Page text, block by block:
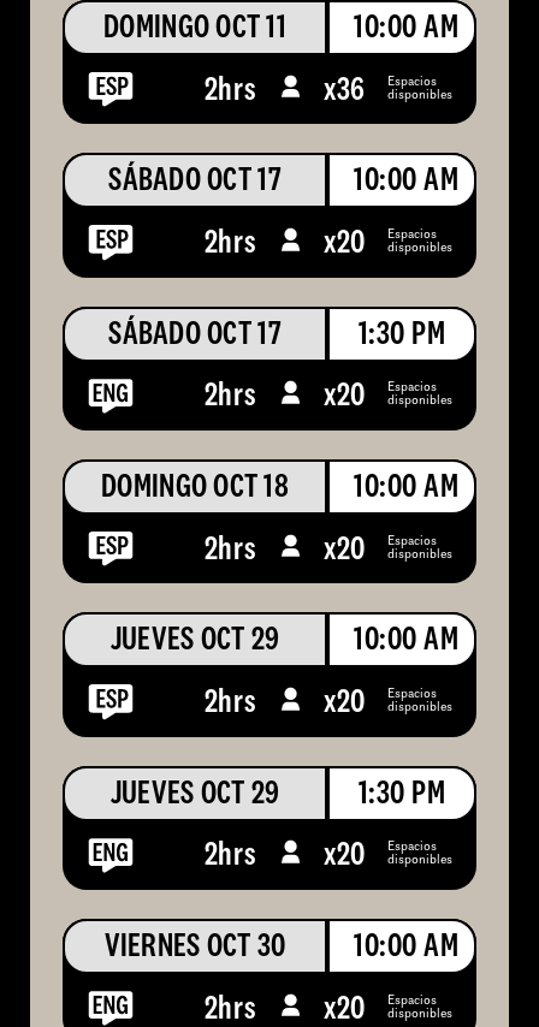
DOMINGO OCT 11
10:00 AM
2hrs
x36 Espacios
disponibles
SÁBADO OCT 17
10:00 AM
2hrs
x20 Espacios
disponibles
SÁBADO OCT 17
1:30 PM
2hrs
x20 Espacios
disponibles
DOMINGO OCT 18
10:00 AM
2hrs
x20 Espacios
disponibles
JUEVES OCT 29
10:00 AM
2hrs
x20 Espacios
disponibles
JUEVES OCT 29
1:30 PM
2hrs
x20 Espacios
disponibles
VIERNES OCT 30
10:00 AM
2hrs
x20 Espacios
disponibles